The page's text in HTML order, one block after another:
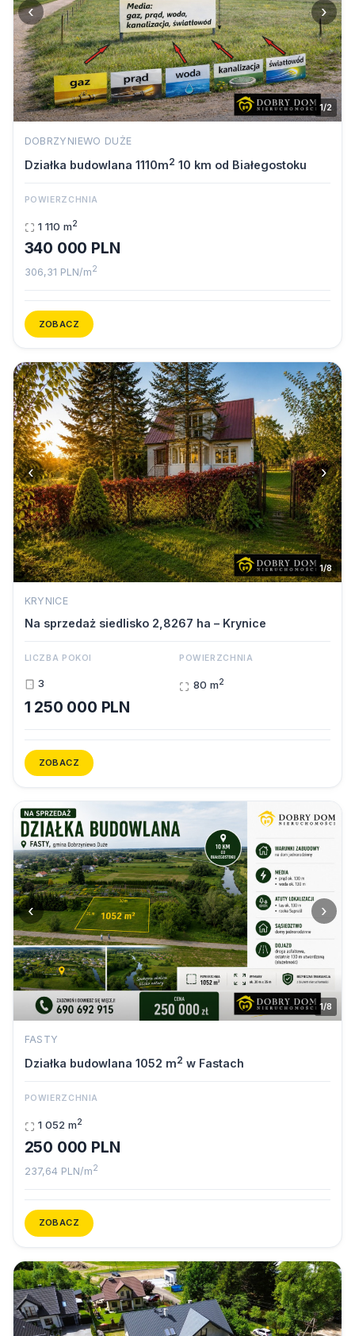
‹ ›
1/2
DOBRZYNIEWO DUŻE
Działka budowlana 1110m2 10 km od Białegostoku
POWIERZCHNIA
1 110 m2
340 000 PLN
306,31 PLN/m2
ZOBACZ
‹ ›
1/8
KRYNICE
Na sprzedaż siedlisko 2,8267 ha – Krynice
LICZBA POKOI
3
POWIERZCHNIA
80 m2
1 250 000 PLN
ZOBACZ
‹ ›
1/8
FASTY
Działka budowlana 1052 m2 w Fastach
POWIERZCHNIA
1 052 m2
250 000 PLN
237,64 PLN/m2
ZOBACZ